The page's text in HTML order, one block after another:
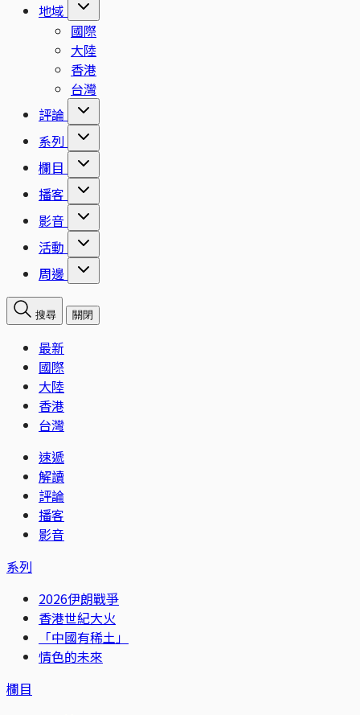
地域
國際
大陸
香港
台灣
評論
系列
欄目
播客
影音
活動
周邊
搜尋 關閉
最新
國際
大陸
香港
台灣
速遞
解讀
評論
播客
影音
系列
2026伊朗戰爭
香港世紀大火
「中國有稀土」
情色的未來
欄目